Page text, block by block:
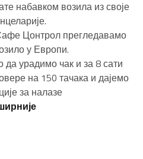
набавком возила из своје
Цонтрол прегледавамо
у Европи.
урадимо чак и за 8 сати
на 150 тачака и дајемо
за налазе